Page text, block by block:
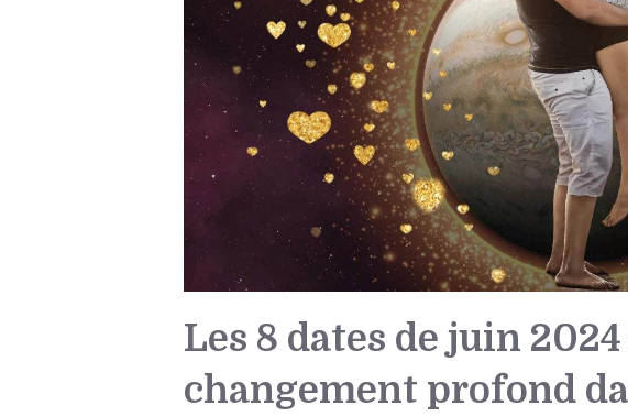
Les 8 dates de juin
changement profond